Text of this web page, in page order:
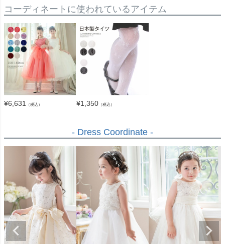
コーディネートに使われているアイテム
¥6,631 （税込） ¥1,350 （税込）
- Dress Coordinate -